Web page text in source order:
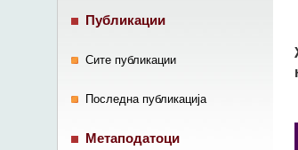
Публикации
Сите публикации
Последна публикација
Метаподатоци